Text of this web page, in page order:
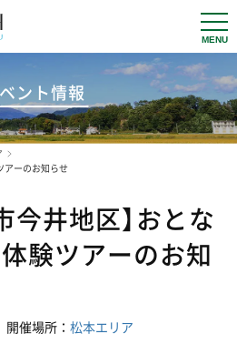
t
o
l
e
n
a
v
ント情報
アーのお知らせ
今井地区】おとな
験ツアーのお知
開催場所：松本エリア